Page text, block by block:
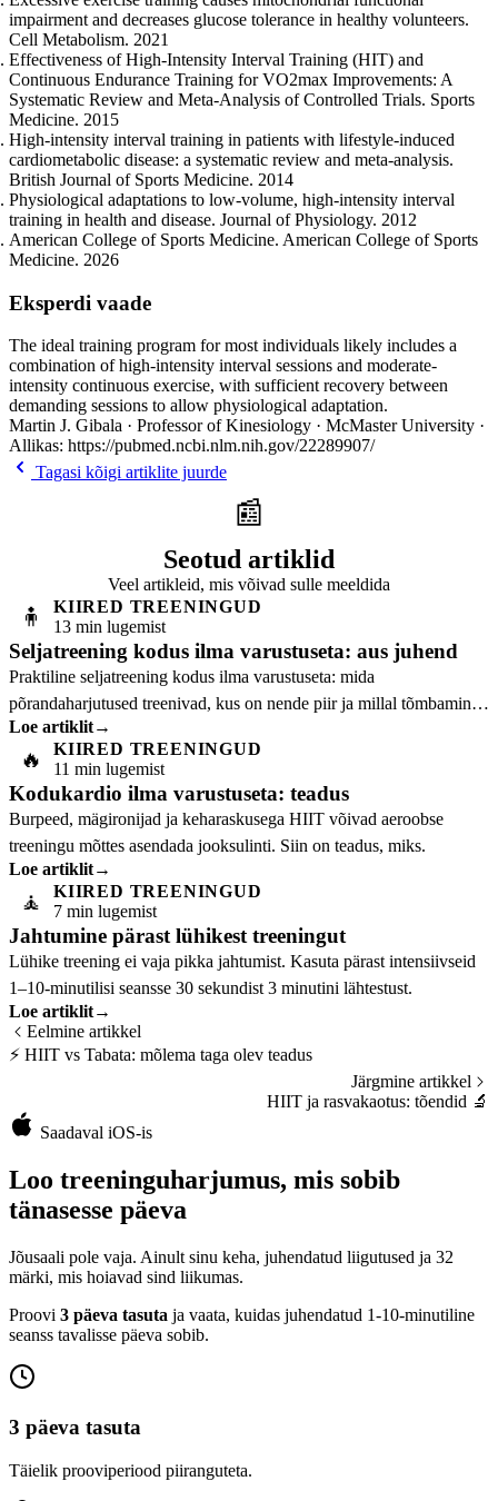
impairment and decreases glucose tolerance in healthy volunteers.
Cell Metabolism. 2021
Effectiveness of High-Intensity Interval Training (HIT) and
Continuous Endurance Training for VO2max Improvements: A
Systematic Review and Meta-Analysis of Controlled Trials. Sports
Medicine. 2015
High-intensity interval training in patients with lifestyle-induced
cardiometabolic disease: a systematic review and meta-analysis.
British Journal of Sports Medicine. 2014
Physiological adaptations to low-volume, high-intensity interval
training in health and disease. Journal of Physiology. 2012
American College of Sports Medicine. American College of Sports
Medicine. 2026
Eksperdi vaade
The ideal training program for most individuals likely includes a
combination of high-intensity interval sessions and moderate-
intensity continuous exercise, with sufficient recovery between
demanding sessions to allow physiological adaptation.
Martin J. Gibala · Professor of Kinesiology · McMaster University ·
Allikas: https://pubmed.ncbi.nlm.nih.gov/22289907/
Tagasi kõigi artiklite juurde
📰
Seotud artiklid
Veel artikleid, mis võivad sulle meeldida
🧍
KIIRED TREENINGUD
13 min lugemist
Seljatreening kodus ilma varustuseta: aus juhend
Praktiline seljatreening kodus ilma varustuseta: mida
põrandaharjutused treenivad, kus on nende piir ja millal tõmbamine
vajab suuremat vastupanu.
Loe artiklit→
🔥
KIIRED TREENINGUD
11 min lugemist
Kodukardio ilma varustuseta: teadus
Burpeed, mägironijad ja keharaskusega HIIT võivad aeroobse
treeningu mõttes asendada jooksulinti. Siin on teadus, miks.
Loe artiklit→
🧘
KIIRED TREENINGUD
7 min lugemist
Jahtumine pärast lühikest treeningut
Lühike treening ei vaja pikka jahtumist. Kasuta pärast intensiivseid
1–10-minutilisi seansse 30 sekundist 3 minutini lähtestust.
Loe artiklit→
Eelmine artikkel
⚡ HIIT vs Tabata: mõlema taga olev teadus
Järgmine artikkel
HIIT ja rasvakaotus: tõendid 🔬
Saadaval iOS-is
Loo treeninguharjumus, mis sobib
tänasesse päeva
Jõusaali pole vaja. Ainult sinu keha, juhendatud liigutused ja 32
märki, mis hoiavad sind liikumas.
Proovi 3 päeva tasuta ja vaata, kuidas juhendatud 1-10-minutiline
seanss tavalisse päeva sobib.
3 päeva tasuta
Täielik prooviperiood piiranguteta.